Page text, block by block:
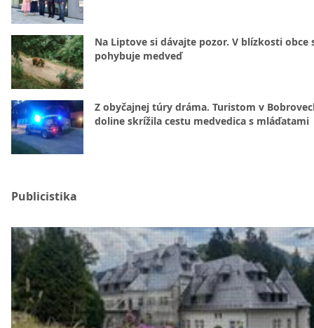
Na Liptove si dávajte pozor. V blízkosti obce
pohybuje medveď
Z obyčajnej túry dráma. Turistom v
doline skrížila cestu medvedica s mláďatami
Publicistika